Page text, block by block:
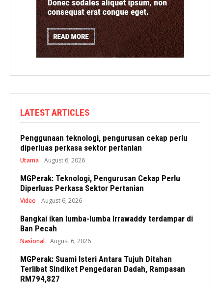
LATEST ARTICLES
Penggunaan teknologi, pengurusan cekap perlu
diperluas perkasa sektor pertanian
Utama August 6, 2026
MGPerak: Teknologi, Pengurusan Cekap Perlu
Diperluas Perkasa Sektor Pertanian
Video August 6, 2026
Bangkai ikan lumba-lumba Irrawaddy terdampar di
Ban Pecah
Nasional August 6, 2026
MGPerak: Suami Isteri Antara Tujuh Ditahan
Terlibat Sindiket Pengedaran Dadah, Rampasan
RM794,827